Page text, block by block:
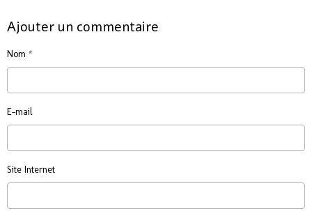
Ajouter un commentaire
Nom
E-mail
Site Internet